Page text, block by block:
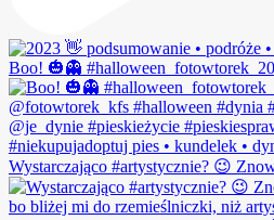
Boo! 🎃👻
Wystarczająco #artystycznie? 😉